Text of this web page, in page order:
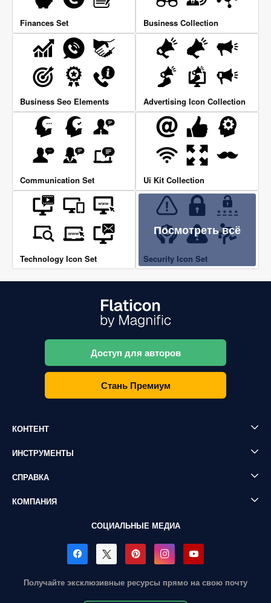
Finances Set Business Collection
Business Seo Elements Advertising Icon Collection
Communication Set Ui Kit Collection
Technology Icon Set
Посмотреть всё
Security Icon Set
Доступ для авторов
Стань Премиум
КОНТЕНТ
ИНСТРУМЕНТЫ
СПРАВКА
КОМПАНИЯ
СОЦИАЛЬНЫЕ МЕДИА
Получайте эксклюзивные ресурсы прямо на свою почту